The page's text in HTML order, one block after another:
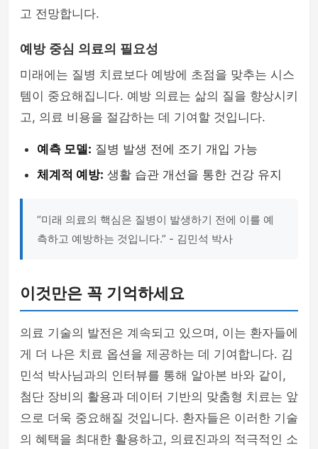
고 전망합니다.
예방 중심 의료의 필요성
미래에는 질병 치료보다 예방에 초점을 맞추는 시스
템이 중요해집니다. 예방 의료는 삶의 질을 향상시키
고, 의료 비용을 절감하는 데 기여할 것입니다.
예측 모델: 질병 발생 전에 조기 개입 가능
체계적 예방: 생활 습관 개선을 통한 건강 유지
“미래 의료의 핵심은 질병이 발생하기 전에 이를 예
측하고 예방하는 것입니다.” - 김민석 박사
이것만은 꼭 기억하세요
의료 기술의 발전은 계속되고 있으며, 이는 환자들에
게 더 나은 치료 옵션을 제공하는 데 기여합니다. 김
민석 박사님과의 인터뷰를 통해 알아본 바와 같이,
첨단 장비의 활용과 데이터 기반의 맞춤형 치료는 앞
으로 더욱 중요해질 것입니다. 환자들은 이러한 기술
의 혜택을 최대한 활용하고, 의료진과의 적극적인 소